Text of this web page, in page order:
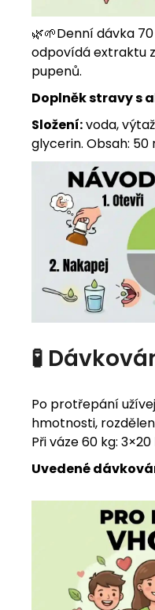
🌿🌱Denní dávka
odpovídá extraktu
pupenů.
Doplněk stravy s
Složení:voda,
glycerin. Obsah: 50
🧪
Po protřepání
hmotnosti,
Při váze 60 kg:
Uvedené